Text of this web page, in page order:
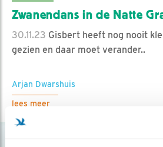
Zwanendans in de Natte
30.11.23 Gisbert heeft nog nooit
gezien en daar moet verander..
Arjan Dwarshuis
lees meer